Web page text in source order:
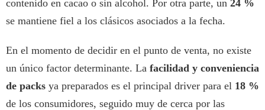
contenido en cacao o sin alcohol. Por otra parte, un 24 %
se mantiene fiel a los clásicos asociados a la fecha.
En el momento de decidir en el punto de venta, no existe
un único factor determinante. La facilidad y conveniencia
de packs ya preparados es el principal driver para el 18 %
de los consumidores, seguido muy de cerca por las